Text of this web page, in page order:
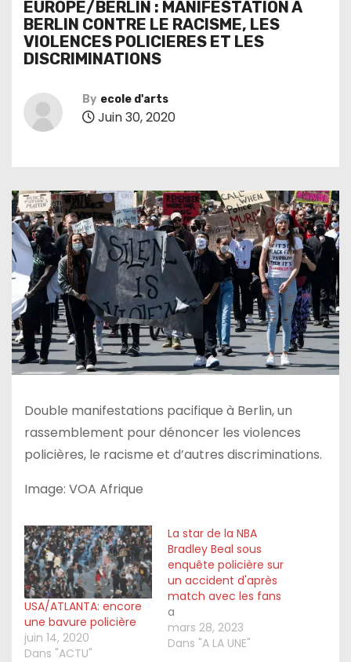
EUROPE/BERLIN : MANIFESTATION A
BERLIN CONTRE LE RACISME, LES
VIOLENCES POLICIERES ET LES
DISCRIMINATIONS
By ecole d'arts
Juin 30, 2020
Double manifestations pacifique à Berlin, un
rassemblement pour dénoncer les violences
policières, le racisme et d’autres discriminations.
Image: VOA Afrique
USA/ATLANTA: encore
une bavure policière
juin 14, 2020
Dans "ACTU"
La star de la NBA
Bradley Beal sous
enquête policière sur
un accident d'après
match avec les fans
a
mars 28, 2023
Dans "A LA UNE"